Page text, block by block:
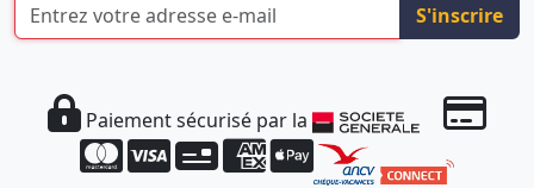
S'inscrire
Paiement sécurisé par la